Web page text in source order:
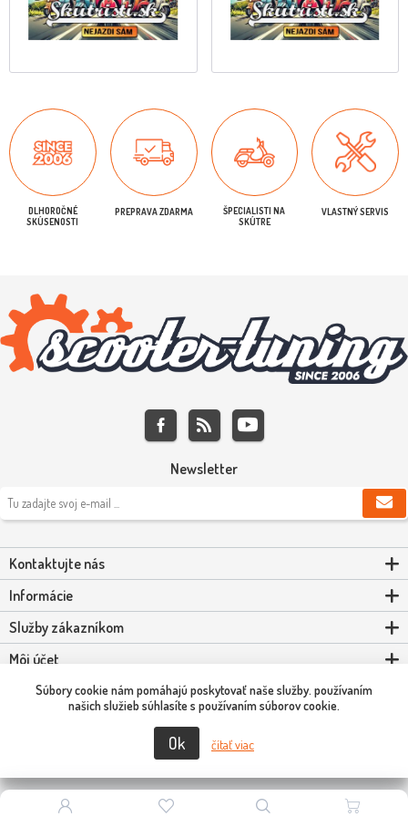
DLHOROČNÉ
SKÚSENOSTI
PREPRAVA ZDARMA
ŠPECIALISTI NA
SKÚTRE
VLASTNÝ SERVIS
Newsletter
Kontaktujte nás
Informácie
Služby zákazníkom
Môj účet
Powered bynopCommerce
Copyright © 2026 Scooter-Tuning SK. Všetky práva vyhradené.
Súbory cookie nám pomáhajú poskytovať naše služby. používaním
našich služieb súhlasíte s používaním súborov cookie.
Ok čítať viac